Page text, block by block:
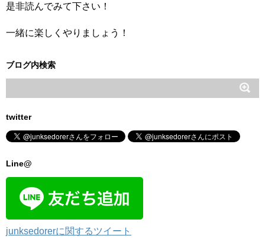
是非読んでみて下さい！
一緒に楽しくやりましょう！
ブログ内検索
twitter
Line@
junksedorerに関するツイート